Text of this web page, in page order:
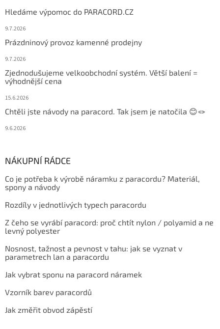
Hledáme výpomoc do PARACORD.CZ
9.7.2026
Prázdninový provoz kamenné prodejny
9.7.2026
Zjednodušujeme velkoobchodní systém. Větší balení =
výhodnější cena
15.6.2026
Chtěli jste návody na paracord. Tak jsem je natočila 😊🪢
9.6.2026
NÁKUPNÍ RÁDCE
Co je potřeba k výrobě náramku z paracordu? Materiál,
spony a návody
Rozdíly v jednotlivých typech paracordu
Z čeho se vyrábí paracord: proč chtít nylon / polyamid a ne
levný polyester
Nosnost, tažnost a pevnost v tahu: jak se vyznat v
parametrech lan a paracordu
Jak vybrat sponu na paracord náramek
Vzorník barev paracordů
Jak změřit obvod zápěstí